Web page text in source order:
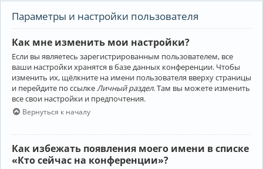
Параметры и настройки пользователя
Как мне изменить мои настройки?
Если вы являетесь зарегистрированным пользователем, все
ваши настройки хранятся в базе данных конференции. Чтобы
изменить их, щёлкните на имени пользователя вверху страницы
и перейдите по ссылке Личный раздел. Там вы можете изменить
все свои настройки и предпочтения.
Вернуться к началу
Как избежать появления моего имени в списке
«Кто сейчас на конференции»?